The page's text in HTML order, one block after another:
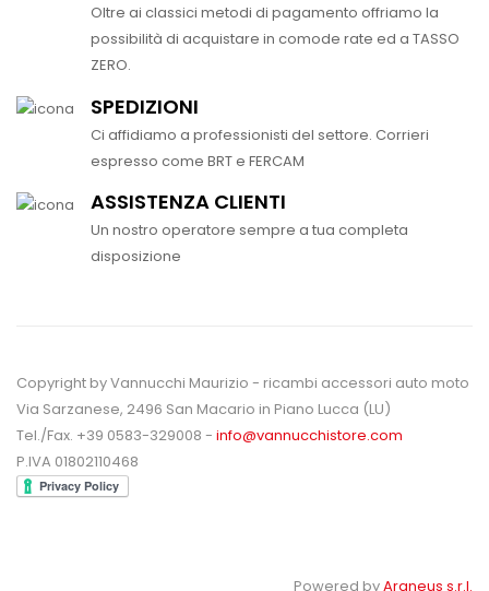
Oltre ai classici metodi di pagamento offriamo la
possibilità di acquistare in comode rate ed a TASSO
ZERO.
SPEDIZIONI
Ci affidiamo a professionisti del settore. Corrieri
espresso come BRT e FERCAM
ASSISTENZA CLIENTI
Un nostro operatore sempre a tua completa
disposizione
Copyright by Vannucchi Maurizio - ricambi accessori auto moto
Via Sarzanese, 2496 San Macario in Piano Lucca (LU)
Tel./Fax. +39 0583-329008 - info@vannucchistore.com
P.IVA 01802110468
Powered byAraneus s.r.l.